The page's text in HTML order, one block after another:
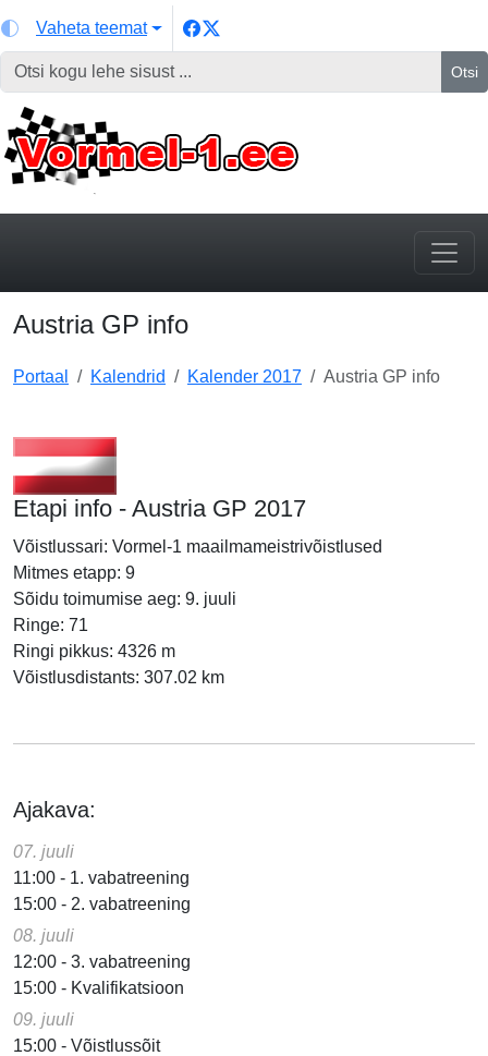
Vaheta teemat
Otsi
Austria GP info
Portaal Kalendrid Kalender 2017 Austria GP info
Etapi info - Austria GP 2017
Võistlussari: Vormel-1 maailmameistrivõistlused
Mitmes etapp: 9
Sõidu toimumise aeg: 9. juuli
Ringe: 71
Ringi pikkus: 4326 m
Võistlusdistants: 307.02 km
Ajakava:
07. juuli
11:00 - 1. vabatreening
15:00 - 2. vabatreening
08. juuli
12:00 - 3. vabatreening
15:00 - Kvalifikatsioon
09. juuli
15:00 - Võistlussõit